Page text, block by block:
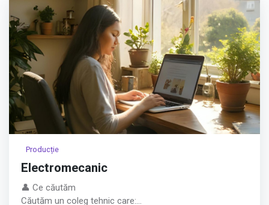
Producție
Electromecanic
👤 Ce căutăm
Căutăm un coleg tehnic care: